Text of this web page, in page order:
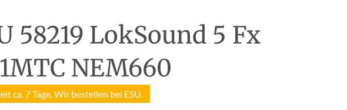
58219 LokSound 5 Fx
NEM660
ca. 7 Tage. Wir bestellen bei ESU.